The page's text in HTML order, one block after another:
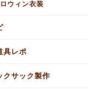
ウィン衣装
具レポ
クサック製作